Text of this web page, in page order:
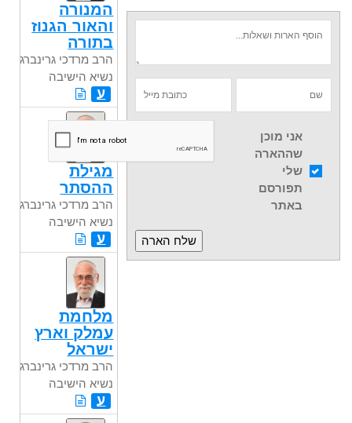
אני מוכן
שההארה
שלי
תפורסם
באתר
המנורה
והאור הגנוז
בתורה
הרב מרדכי גרינברג
נשיא הישיבה
ע
מגילת
ההסתר
הרב מרדכי גרינברג
נשיא הישיבה
ע
מלחמת
עמלק וארץ
ישראל
הרב מרדכי גרינברג
נשיא הישיבה
ע